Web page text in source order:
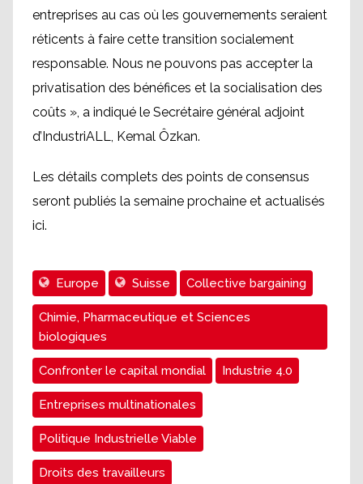
entreprises au cas où les gouvernements seraient
réticents à faire cette transition socialement
responsable. Nous ne pouvons pas accepter la
privatisation des bénéfices et la socialisation des
coûts », a indiqué le Secrétaire général adjoint
d’IndustriALL, Kemal Ôzkan.
Les détails complets des points de consensus
seront publiés la semaine prochaine et actualisés
ici.
Europe Suisse Collective bargaining
Chimie, Pharmaceutique et Sciences
biologiques
Confronter le capital mondial Industrie 4.0
Entreprises multinationales
Politique Industrielle Viable
Droits des travailleurs